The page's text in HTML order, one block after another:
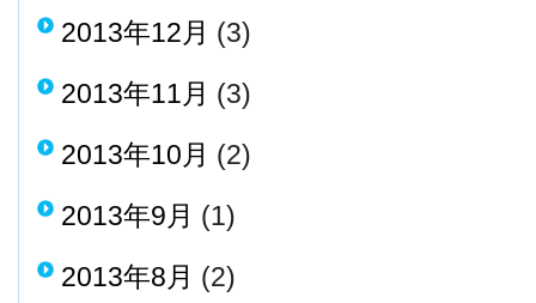
2013年12月 (3)
2013年11月 (3)
2013年10月 (2)
2013年9月 (1)
2013年8月 (2)